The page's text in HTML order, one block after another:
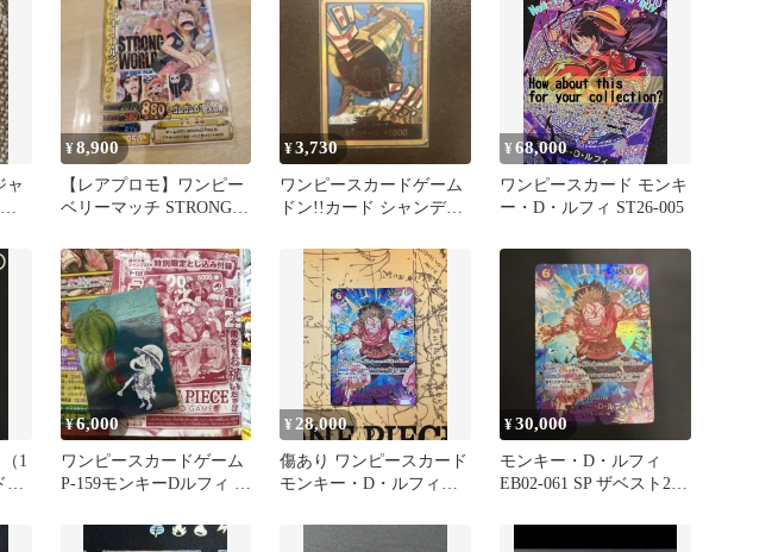
ャ
¥8,900
​【レアプロモ】ワンピー
ベリーマッチ STRONG
¥3,730
ワンピースカードゲーム
ドン!!カード シャンディ
¥68,000
ワンピースカード モンキ
ー・D・ルフィ ST26-005
1
¥6,000
ワンピースカードゲーム
P-159モンキーDルフィ ＆
¥ 28,000
傷あり ワンピースカード
モンキー・D・ルフィ
¥30,000
モンキー・D・ルフィ
EB02-061 SP ザベスト2